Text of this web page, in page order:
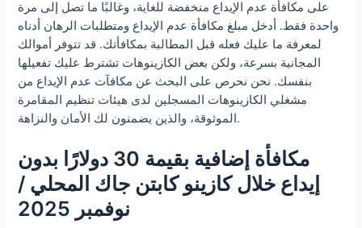
على مكافأة عدم الإيداع منخفضة للغاية، وغالبًا ما تصل إلى مرة
واحدة فقط. أدخل مبلغ مكافأة عدم الإيداع ومتطلبات الرهان أدناه
لمعرفة ما عليك فعله قبل المطالبة بمكافأتك. قد تتوفر أموالك
المجانية بسرعة، ولكن بعض الكازينوهات تشترط عليك تفعيلها
بنفسك. نحن نحرص على البحث عن مكافآت عدم الإيداع من
مشغلي الكازينوهات المسجلين لدى هيئات تنظيم المقامرة
الموثوقة، والذين يضمنون لك الأمان والنزاهة.
مكافأة إضافية بقيمة 30 دولارًا بدون
إيداع خلال كازينو كابتن جاك المحلي /
نوفمبر 2025